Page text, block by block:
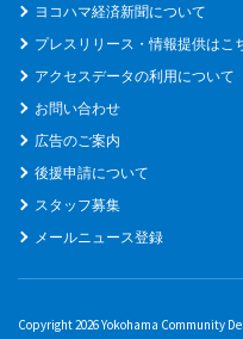
ヨコハマ経済新聞について
プレスリリース・情報提供はこ
アクセスデータの利用について
お問い合わせ
広告のご案内
後援申請について
スタッフ募集
メールニュース登録
Copyright 2026 Yokohama Community